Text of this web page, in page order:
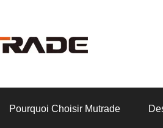
Pourquoi Choisir Mutrade